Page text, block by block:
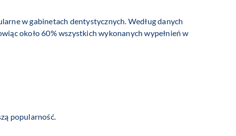
w gabinetach dentystycznych. Według danych
około 60% wszystkich wykonanych wypełnień w
popularność.